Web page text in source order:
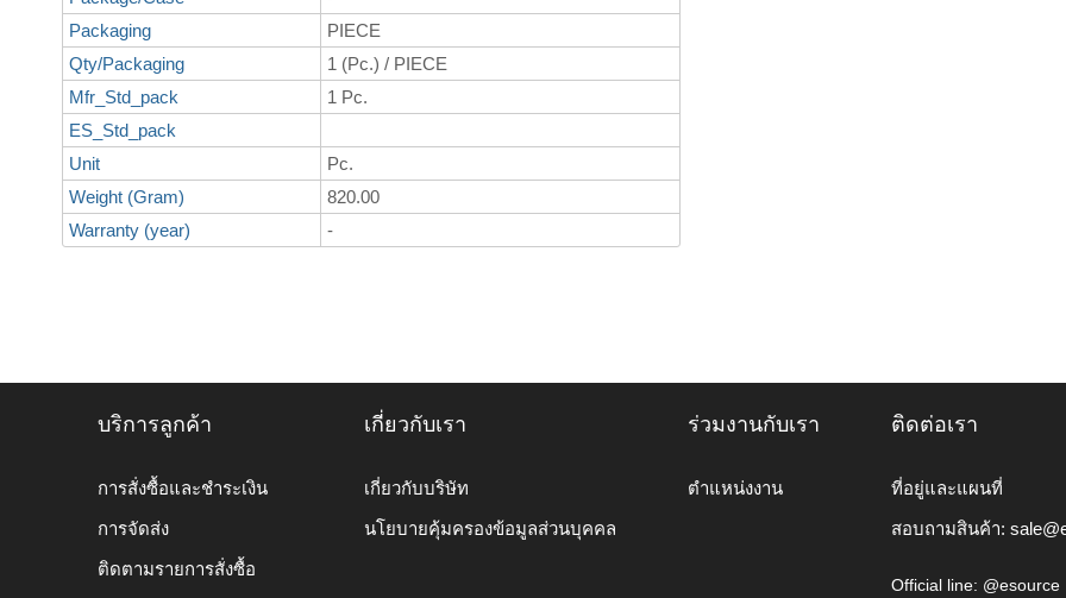
Packaging
PIECE
Qty/Packaging
1 (Pc.) / PIECE
Mfr_Std_pack
1 Pc.
ES_Std_pack
Unit
Pc.
Weight (Gram)
820.00
Warranty (year)
-
บริการลูกค้า
การสั่งซื้อและชำระเงิน
การจัดส่ง
ติดตามรายการสั่งซื้อ
เกี่ยวกับเรา
เกี่ยวกับบริษัท
นโยบายคุ้มครองข้อมูลส่วนบุคคล
ร่วมงานกับเรา
ตำแหน่งงาน
ติดต่อเรา
ที่อยู่และแผนที่
สอบถามสินค้า:
Official line: @esource